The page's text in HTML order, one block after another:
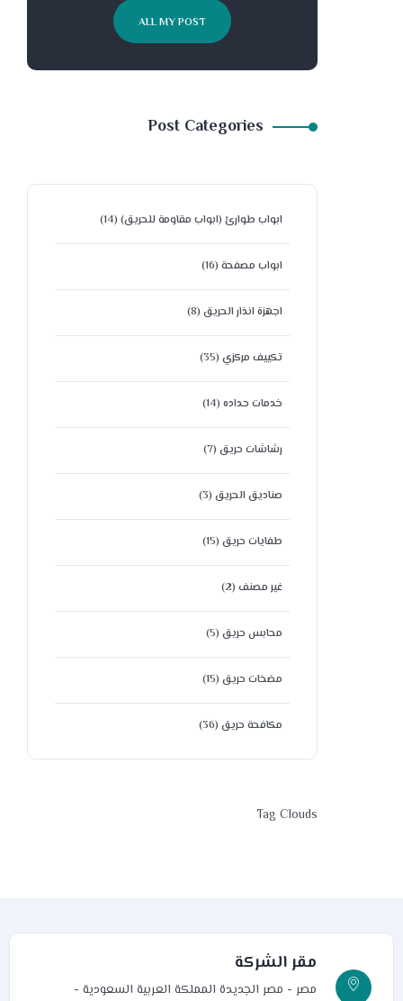
ALL MY POST
Post Categories
ابواب طوارئ (ابواب مقاومة للحريق) (14)
ابواب مصفحة (16)
اجهزة انذار الحريق (8)
تكييف مركزي (35)
خدمات حداده (14)
رشاشات حريق (7)
صناديق الحريق (3)
طفايات حريق (15)
غير مصنف (2)
محابس حريق (5)
مضخات حريق (15)
مكافحة حريق (36)
Tag Clouds
مقر الشركة
مصر - مصر الجديدة المملكة العربية السعودية -